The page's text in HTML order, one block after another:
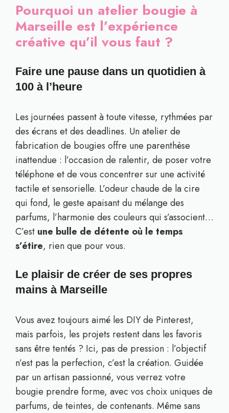
Pourquoi un atelier bougie à
Marseille est l’expérience
créative qu’il vous faut ?
Faire une pause dans un quotidien à
100 à l’heure
Les journées passent à toute vitesse, rythmées par
des écrans et des deadlines. Un atelier de
fabrication de bougies offre une parenthèse
inattendue : l’occasion de ralentir, de poser votre
téléphone et de vous concentrer sur une activité
tactile et sensorielle. L’odeur chaude de la cire
qui fond, le geste apaisant du mélange des
parfums, l’harmonie des couleurs qui s’associent…
C’est une bulle de détente où le temps
s’étire, rien que pour vous.
Le plaisir de créer de ses propres
mains à Marseille
Vous avez toujours aimé les DIY de Pinterest,
mais parfois, les projets restent dans les favoris
sans être tentés ? Ici, pas de pression : l’objectif
n’est pas la perfection, c’est la création. Guidée
par un artisan passionné, vous verrez votre
bougie prendre forme, avec vos choix uniques de
parfums, de teintes, de contenants. Même sans